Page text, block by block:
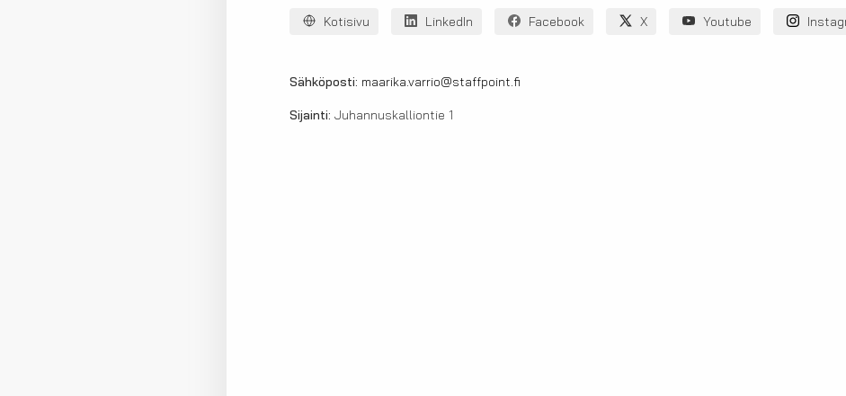
Kotisivu LinkedIn Facebook X Youtube
Sähköposti: maarika.varrio@staffpoint.fi
Sijainti: Juhannuskalliontie 1